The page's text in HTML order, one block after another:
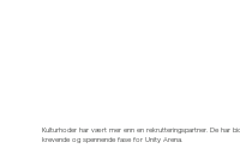
Kulturhoder har vært mer enn en rekrutteringspartner. De har
krevende og spennende fase for Unity Arena.